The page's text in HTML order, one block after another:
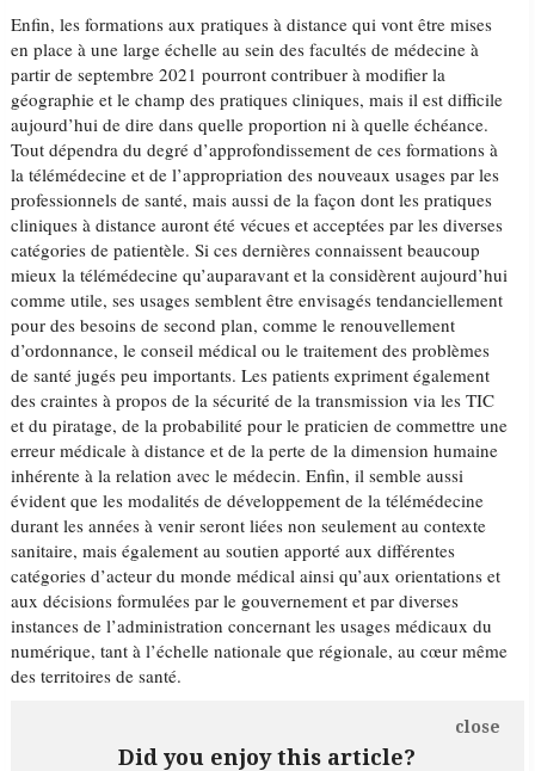
Enfin, les formations aux pratiques à distance qui vont être mises
en place à une large échelle au sein des facultés de médecine à
partir de septembre 2021 pourront contribuer à modifier la
géographie et le champ des pratiques cliniques, mais il est difficile
aujourd’hui de dire dans quelle proportion ni à quelle échéance.
Tout dépendra du degré d’approfondissement de ces formations à
la télémédecine et de l’appropriation des nouveaux usages par les
professionnels de santé, mais aussi de la façon dont les pratiques
cliniques à distance auront été vécues et acceptées par les diverses
catégories de patientèle. Si ces dernières connaissent beaucoup
mieux la télémédecine qu’auparavant et la considèrent aujourd’hui
comme utile, ses usages semblent être envisagés tendanciellement
pour des besoins de second plan, comme le renouvellement
d’ordonnance, le conseil médical ou le traitement des problèmes
de santé jugés peu importants. Les patients expriment également
des craintes à propos de la sécurité de la transmission via les TIC
et du piratage, de la probabilité pour le praticien de commettre une
erreur médicale à distance et de la perte de la dimension humaine
inhérente à la relation avec le médecin. Enfin, il semble aussi
évident que les modalités de développement de la télémédecine
durant les années à venir seront liées non seulement au contexte
sanitaire, mais également au soutien apporté aux différentes
catégories d’acteur du monde médical ainsi qu’aux orientations et
aux décisions formulées par le gouvernement et par diverses
instances de l’administration concernant les usages médicaux du
numérique, tant à l’échelle nationale que régionale, au cœur même
des territoires de santé.
Did you enjoy this article?
close